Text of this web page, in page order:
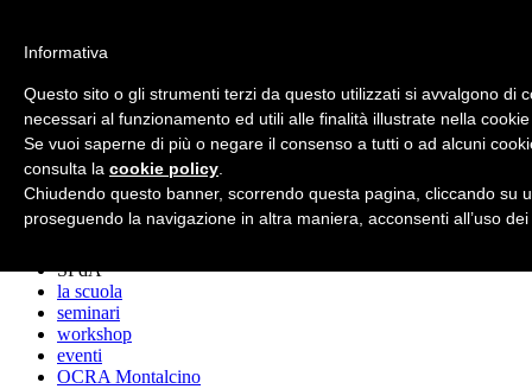
archos
lo studio
progetti
lectures
stampa
SPdA
la scuola
seminari
workshop
eventi
OCRA Montalcino
Informativa
Questo sito o gli strumenti terzi da questo utilizzati si avvalgono di
necessari al funzionamento ed utili alle finalità illustrate nella
Se vuoi saperne di più o negare il consenso a tutti o ad alcuni
consulta la cookie policy
Chiudendo questo banner, scorrendo questa pagina, cliccando su
proseguendo la navigazione in altra maniera, acconsenti all’uso